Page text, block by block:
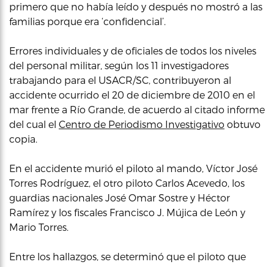
primero que no había leído y después no mostró a las
familias porque era ‘confidencial’.
Errores individuales y de oficiales de todos los niveles
del personal militar, según los 11 investigadores
trabajando para el USACR/SC, contribuyeron al
accidente ocurrido el 20 de diciembre de 2010 en el
mar frente a Río Grande, de acuerdo al citado informe
del cual el Centro de Periodismo Investigativo obtuvo
copia.
En el accidente murió el piloto al mando, Víctor José
Torres Rodríguez, el otro piloto Carlos Acevedo, los
guardias nacionales José Omar Sostre y Héctor
Ramírez y los fiscales Francisco J. Mújica de León y
Mario Torres.
Entre los hallazgos, se determinó que el piloto que